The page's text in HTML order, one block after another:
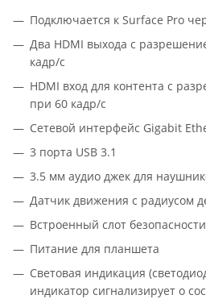
Подключается к Surface Pro
Два HDMI выхода с
кадр/с
HDMI вход для контента с
при 60 кадр/с
Сетевой интерфейс Gigabit
3 порта USB 3.1
3.5 мм аудио джек для
Датчик движения с радиусом
Встроенный слот
Питание для планшета
Световая индикация
индикатор сигнализирует о